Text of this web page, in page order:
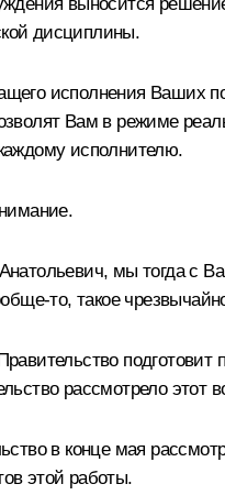
дисциплины.
исполнения Ваших
Вам в режиме
исполнителю.
мы тогда с
такое
подготовит
рассмотрело этот
в конце мая
этой работы.